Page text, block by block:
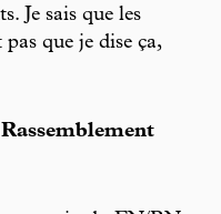
Je sais que les
que je dise ça,